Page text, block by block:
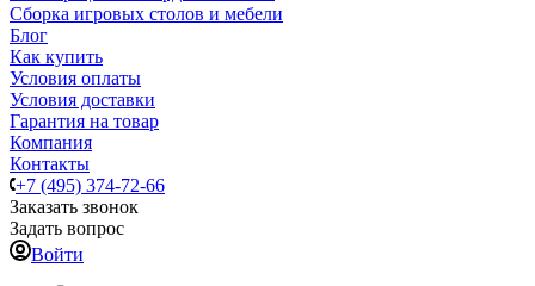
Сборка игровых столов и мебели
Блог
Как купить
Условия оплаты
Условия доставки
Гарантия на товар
Компания
Контакты
+7 (495) 374-72-66
Заказать звонок
Задать вопрос
Войти